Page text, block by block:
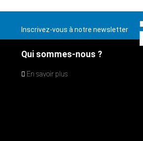
Inscrivez-vous à notre newsletter
Qui sommes-nous ?
En savoir plus